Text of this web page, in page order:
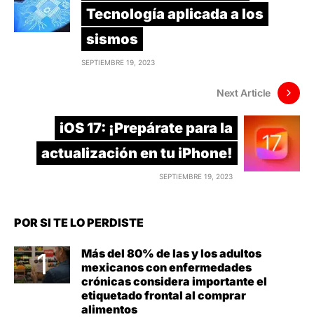
Tecnología aplicada a los
sismos
SEPTIEMBRE 19, 2023
Next Article
iOS 17: ¡Prepárate para la
actualización en tu iPhone!
SEPTIEMBRE 19, 2023
POR SI TE LO PERDISTE
Más del 80% de las y los adultos
mexicanos con enfermedades
crónicas considera importante el
etiquetado frontal al comprar
alimentos